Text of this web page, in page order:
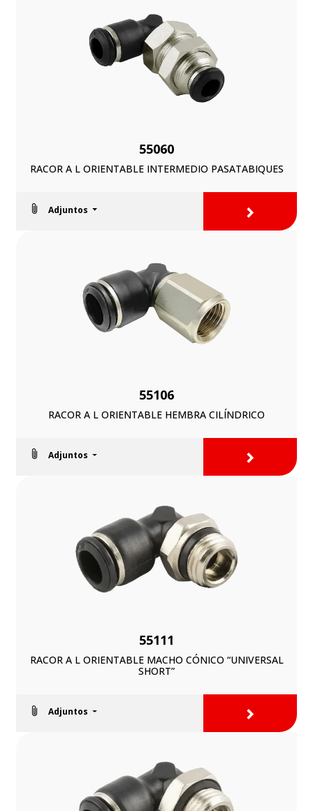
55060
RACOR A L ORIENTABLE INTERMEDIO PASATABIQUES
Adjuntos >
55106
RACOR A L ORIENTABLE HEMBRA CILÍNDRICO
Adjuntos >
55111
RACOR A L ORIENTABLE MACHO CÓNICO “UNIVERSAL
SHORT”
Adjuntos >